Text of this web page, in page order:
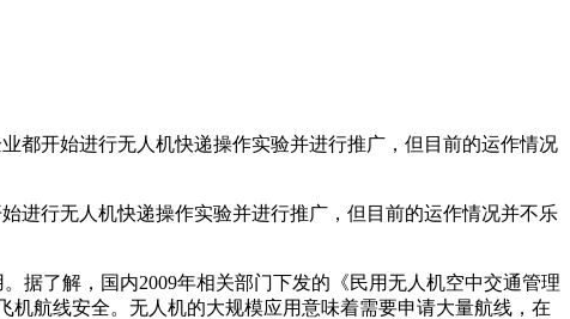
都开始进行无人机快递操作实验并进行推广，但目前的运作情况
进行无人机快递操作实验并进行推广，但目前的运作情况并不乐
据了解，国内2009年相关部门下发的《民用无人机空中交通管理
机航线安全。无人机的大规模应用意味着需要申请大量航线，在